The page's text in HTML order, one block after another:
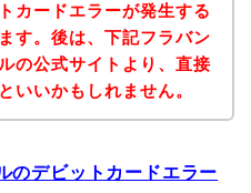
カードエラーが発生する
す。後は、下記フラバン
の公式サイトより、直接
いいかもしれません。
のデビットカードエラー